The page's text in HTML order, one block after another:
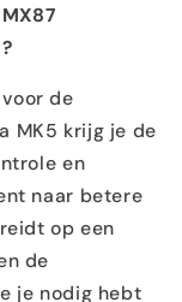
de
MK5 krijg je de
en
naar betere
op een
de
je nodig hebt